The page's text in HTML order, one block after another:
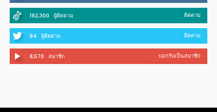
192,300 ผู้ติดตาม ติดตาม
84 ผู้ติดตาม ติดตาม
8,570 สมาชิก บอกรับเป็นสมาชิก